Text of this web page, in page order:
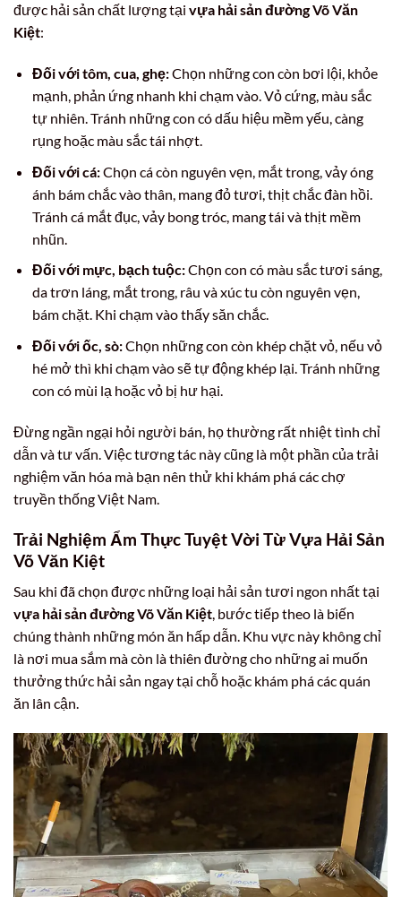
được hải sản chất lượng tại vựa hải sản đường Võ Văn
Kiệt:
Đối với tôm, cua, ghẹ:Chọn những con còn bơi lội, khỏe
mạnh, phản ứng nhanh khi chạm vào. Vỏ cứng, màu sắc
tự nhiên. Tránh những con có dấu hiệu mềm yếu, càng
rụng hoặc màu sắc tái nhợt.
Đối với cá:Chọn cá còn nguyên vẹn, mắt trong, vảy óng
ánh bám chắc vào thân, mang đỏ tươi, thịt chắc đàn hồi.
Tránh cá mắt đục, vảy bong tróc, mang tái và thịt mềm
nhũn.
Đối với mực, bạch tuộc:Chọn con có màu sắc tươi sáng,
da trơn láng, mắt trong, râu và xúc tu còn nguyên vẹn,
bám chặt. Khi chạm vào thấy săn chắc.
Đối với ốc, sò:Chọn những con còn khép chặt vỏ, nếu vỏ
hé mở thì khi chạm vào sẽ tự động khép lại. Tránh những
con có mùi lạ hoặc vỏ bị hư hại.
Đừng ngần ngại hỏi người bán, họ thường rất nhiệt tình chỉ
dẫn và tư vấn. Việc tương tác này cũng là một phần của trải
nghiệm văn hóa mà bạn nên thử khi khám phá các chợ
truyền thống Việt Nam.
Trải Nghiệm Ẩm Thực Tuyệt Vời Từ Vựa Hải Sản
Võ Văn Kiệt
Sau khi đã chọn được những loại hải sản tươi ngon nhất tại
vựa hải sản đường Võ Văn Kiệt, bước tiếp theo là biến
chúng thành những món ăn hấp dẫn. Khu vực này không chỉ
là nơi mua sắm mà còn là thiên đường cho những ai muốn
thưởng thức hải sản ngay tại chỗ hoặc khám phá các quán
ăn lân cận.